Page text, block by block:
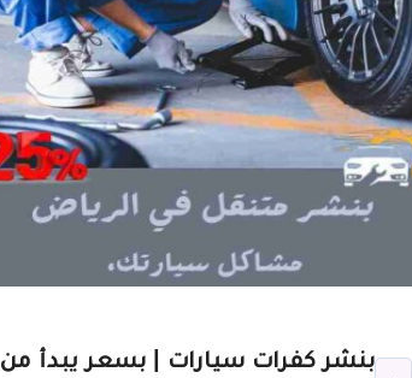
بنشر كفرات سيارات | بسعر يبدأ من